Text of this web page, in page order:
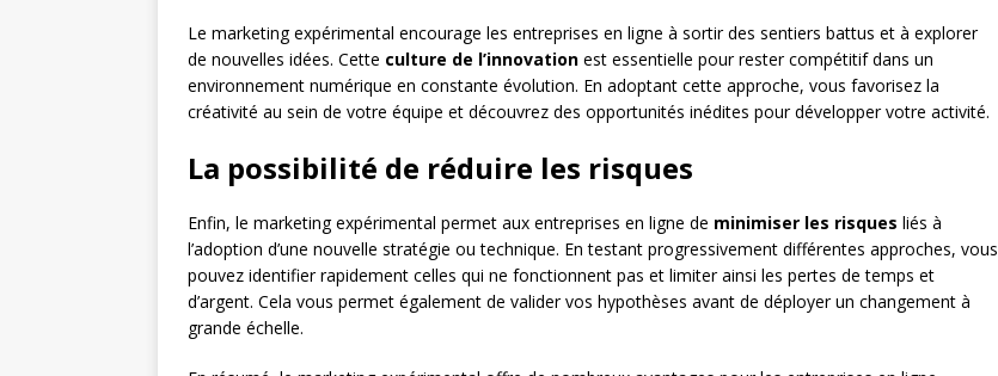
Le marketing expérimental encourage les entreprises en ligne à sortir des sentiers battus et à explorer
de nouvelles idées. Cette culture de l’innovation est essentielle pour rester compétitif dans un
environnement numérique en constante évolution. En adoptant cette approche, vous favorisez la
créativité au sein de votre équipe et découvrez des opportunités inédites pour développer votre activité.
La possibilité de réduire les risques
Enfin, le marketing expérimental permet aux entreprises en ligne de minimiser les risques liés à
l’adoption d’une nouvelle stratégie ou technique. En testant progressivement différentes approches, vous
pouvez identifier rapidement celles qui ne fonctionnent pas et limiter ainsi les pertes de temps et
d’argent. Cela vous permet également de valider vos hypothèses avant de déployer un changement à
grande échelle.